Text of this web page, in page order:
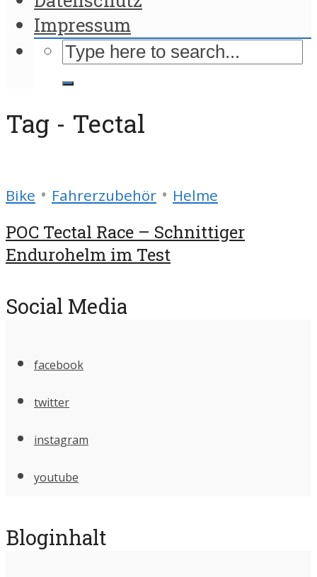
Impressum
Tag - Tectal
Bike • Fahrerzubehör • Helme
POC Tectal Race – Schnittiger
Endurohelm im Test
Social Media
facebook
twitter
instagram
youtube
Bloginhalt